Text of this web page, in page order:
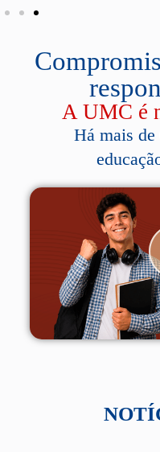
A UMC é
Há mais